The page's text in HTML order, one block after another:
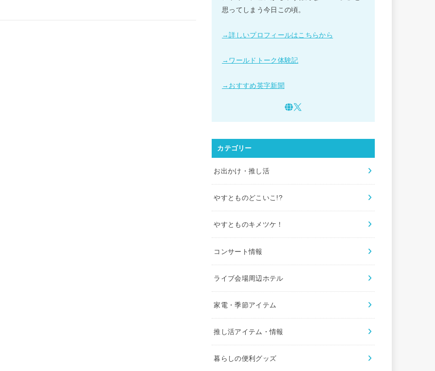
思ってしまう今日この頃。
→詳しいプロフィールはこちらから
→ワールドトーク体験記
→おすすめ英字新聞
カテゴリー
お出かけ・推し活
やすとものどこいこ!?
やすとものキメツケ！
コンサート情報
ライブ会場周辺ホテル
家電・季節アイテム
推し活アイテム・情報
暮らしの便利グッズ